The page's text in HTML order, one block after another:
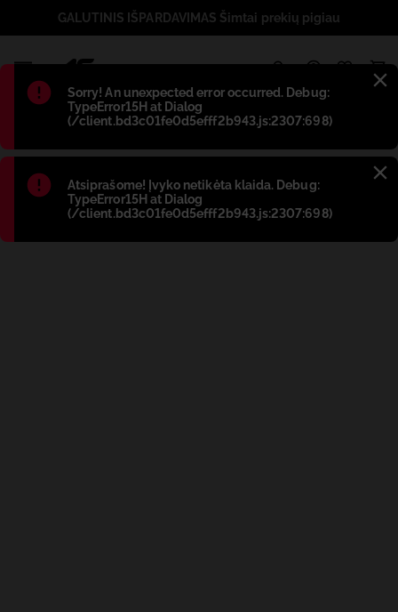
Błąd:
Sorry! An unexpected error occurred. Debug:
TypeError15H at Dialog
(/client.bd3c01fe0d5efff2b943.js:2307:698)
Błąd:
Atsiprašome! Įvyko netikėta klaida. Debug:
TypeError15H at Dialog
(/client.bd3c01fe0d5efff2b943.js:2307:698)
GALUTINIS IŠPARDAVIMAS Šimtai prekių pigiau